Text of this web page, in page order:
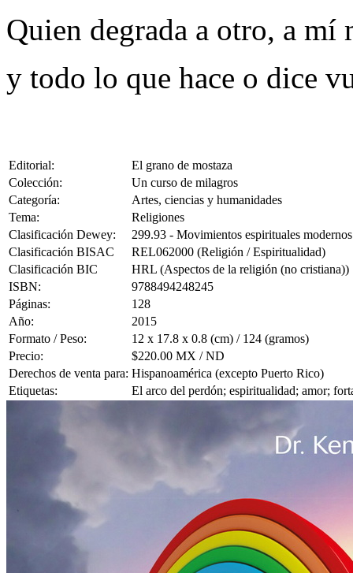
Quien degrada a otro, a mí
y todo lo que hace o dice
Editorial:
El grano de mostaza
Colección:
Un curso de milagros
Categoría:
Artes, ciencias y humanidades
Tema:
Religiones
Clasificación Dewey:
299.93 - Movimientos espirituales modernos
Clasificación BISAC
REL062000 (Religión / Espiritualidad)
Clasificación BIC
HRL (Aspectos de la religión (no cristiana))
ISBN:
9788494248245
Páginas:
128
Año:
2015
Formato / Peso:
12 x 17.8 x 0.8 (cm) / 124 (gramos)
Precio:
$220.00 MX / ND
Derechos de venta para: Hispanoamérica (excepto Puerto Rico)
Etiquetas:
El arco del perdón; espiritualidad; amor;